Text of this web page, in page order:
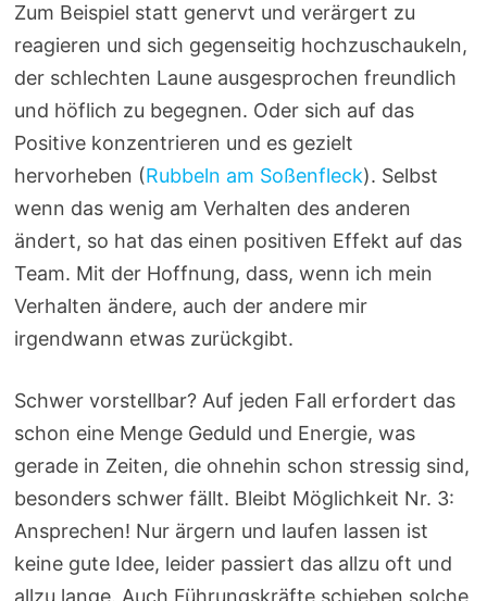
Zum Beispiel statt genervt und verärgert zu
reagieren und sich gegenseitig hochzuschaukeln,
der schlechten Laune ausgesprochen freundlich
und höflich zu begegnen. Oder sich auf das
Positive konzentrieren und es gezielt
hervorheben (Rubbeln am Soßenfleck). Selbst
wenn das wenig am Verhalten des anderen
ändert, so hat das einen positiven Effekt auf das
Team. Mit der Hoffnung, dass, wenn ich mein
Verhalten ändere, auch der andere mir
irgendwann etwas zurückgibt.
Schwer vorstellbar? Auf jeden Fall erfordert das
schon eine Menge Geduld und Energie, was
gerade in Zeiten, die ohnehin schon stressig sind,
besonders schwer fällt. Bleibt Möglichkeit Nr. 3:
Ansprechen! Nur ärgern und laufen lassen ist
keine gute Idee, leider passiert das allzu oft und
allzu lange. Auch Führungskräfte schieben solche